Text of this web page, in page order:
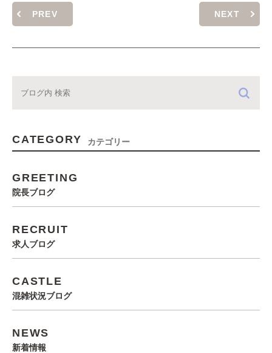
PREV NEXT
CATEGORY カテゴリー
GREETING
院長ブログ
RECRUIT
求人ブログ
CASTLE
混雑状況ブログ
NEWS
新着情報